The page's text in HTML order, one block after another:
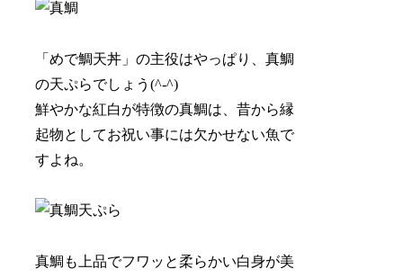
「めで鯛天丼」の主役はやっぱり、真鯛
の天ぷらでしょう(^-^)
鮮やかな紅白が特徴の真鯛は、昔から縁
起物としてお祝い事には欠かせない魚で
すよね。
真鯛も上品でフワッと柔らかい白身が美